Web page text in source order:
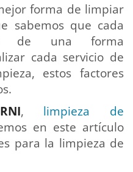
forma de limpiar
sabemos que cada
de una forma
cada servicio de
estos factores
, limpieza de
en este artículo
para la limpieza de